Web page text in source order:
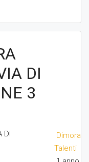
DI
3
DI
Dimora
Talenti